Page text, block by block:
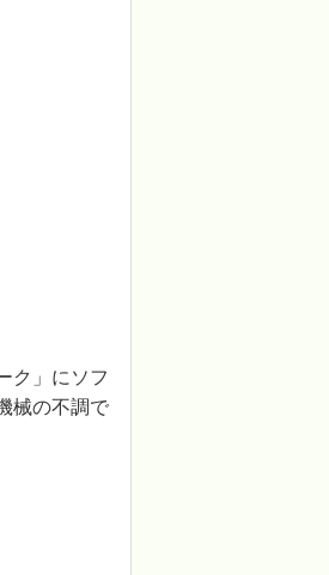
ク」にソフ
械の不調で